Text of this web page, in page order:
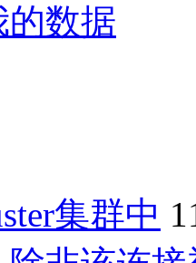
数据
集群中